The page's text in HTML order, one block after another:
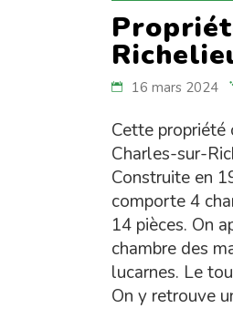
16 mars 2024
Cette propriété
Charles-sur-
Construite en
comporte 4
14 pièces. On
chambre des
lucarnes. Le
On y retrouve